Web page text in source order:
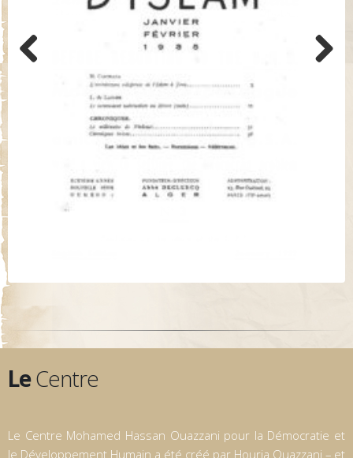
LeCentre
Le Centre Mohamed Hassan Ouazzani pour la Démocratie et
le Développement Humain a été créé par Houria Ouazzani – et